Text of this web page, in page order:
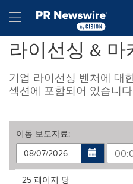
Hamburger menu
라이선싱 &
기업 라이선싱 벤처에 대
섹션에 포함되어 있습니
이동 보도자료:
Making
Items per page:
25 페이지 당